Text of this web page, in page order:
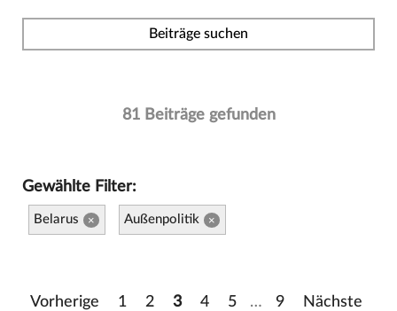
Beiträge suchen
81 Beiträge gefunden
Gewählte Filter:
Belarus × Außenpolitik ×
Vorherige 1 2 3 4 5 … 9 Nächste